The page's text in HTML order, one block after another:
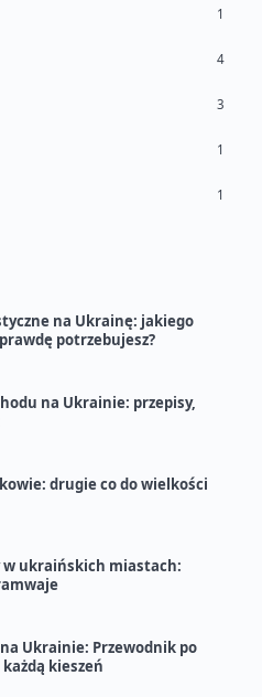
1
4
3
1
1
na Ukrainę: jakiego
potrzebujesz?
na Ukrainie: przepisy,
drugie co do wielkości
ukraińskich miastach:
Ukrainie: Przewodnik po
kieszeń